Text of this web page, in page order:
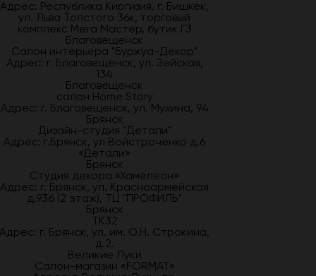
Адрес: Республика Киргизия, г. Бишкек,
ул. Льва Толстого 36к, торговый
комплекс Мега Мастер, бутик Г3
Благовещенск
Салон интерьера "Буржуа-Декор"
Адрес: г. Благовещенск, ул. Зейская,
134
Благовещенск
салон Home Story
Адрес: г. Благовещенск, ул. Мухина, 94
Брянск
Дизайн-студия "Детали"
Адрес: г.Брянск, ул Войстроченко д.6
«Детали»
Брянск
Студия декора «Хамелеон»
Адрес: г. Брянск, ул. Красноармейская
д.93б (2 этаж), ТЦ "ПРОФИЛЬ"
Брянск
ТК32
Адрес: г. Брянск, ул. им. О.Н. Строкина,
д.2.
Великие Луки
Салон-магазин «FORMAT»